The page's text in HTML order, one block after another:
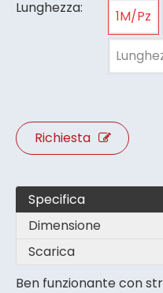
Lunghezza: 1M/Pz
Richiesta
Specifica
Dimensione
Scarica
Ben funzionante con